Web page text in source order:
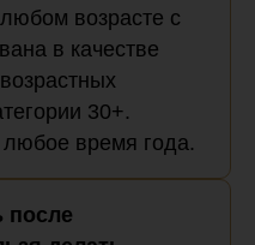
возрасте с
в качестве
30+.
время года.
после